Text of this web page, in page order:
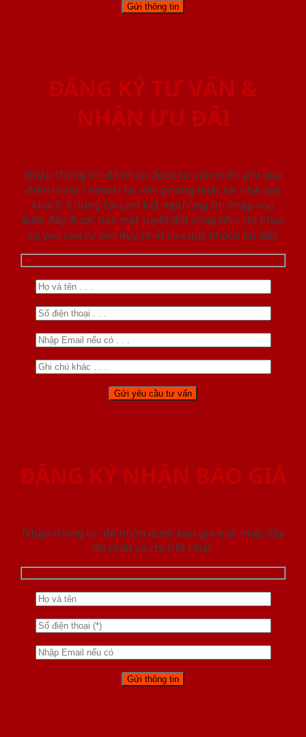
ĐĂNG KÝ TƯ VẤN &
NHẬN ƯU ĐÃI
Nhập thông tin để nhận được tư vấn miễn phí qua
điện thoại / email/ tại văn phòng hoặc tại nhà quý
khách. Chúng tôi cam kết mọi thông tin nhập vào
dưới đây được bảo mật tuyệt đối cũng như chỉ phục
vụ yêu cầu tư vấn duy nhất của quý khách tại đây.
ĐĂNG KÝ NHẬN BÁO GIÁ
Nhập thông tin để nhận được báo giá mới nhât đầy
đủ nhất và chi tiết nhất.